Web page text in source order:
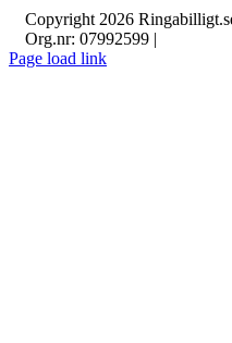
Copyright 2026
Org.nr: 07992599 |
Page load link